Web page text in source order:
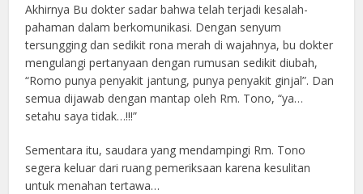
Akhirnya Bu dokter sadar bahwa telah terjadi kesalah-
pahaman dalam berkomunikasi. Dengan senyum
tersungging dan sedikit rona merah di wajahnya, bu dokter
mengulangi pertanyaan dengan rumusan sedikit diubah,
“Romo punya penyakit jantung, punya penyakit ginjal”. Dan
semua dijawab dengan mantap oleh Rm. Tono, “ya…
setahu saya tidak…!!!”
Sementara itu, saudara yang mendampingi Rm. Tono
segera keluar dari ruang pemeriksaan karena kesulitan
untuk menahan tertawa…